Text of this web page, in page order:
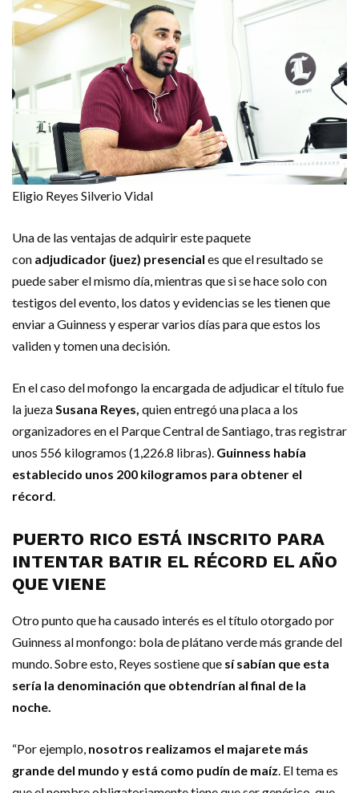
Eligio Reyes Silverio Vidal
Una de las ventajas de adquirir este paquete
con adjudicador (juez) presencial es que el resultado se
puede saber el mismo día, mientras que si se hace solo con
testigos del evento, los datos y evidencias se les tienen que
enviar a Guinness y esperar varios días para que estos los
validen y tomen una decisión.
En el caso del mofongo la encargada de adjudicar el título fue
la juezaSusana Reyes, quien entregó una placa a los
organizadores en el Parque Central de Santiago, tras registrar
unos 556 kilogramos (1,226.8 libras). Guinness había
establecido unos 200 kilogramos para obtener el
récord.
PUERTO RICO ESTÁ INSCRITO PARA
INTENTAR BATIR EL RÉCORD EL AÑO
QUE VIENE
Otro punto que ha causado interés es el título otorgado por
Guinness al monfongo: bola de plátano verde más grande del
mundo. Sobre esto, Reyes sostiene que sí sabían que esta
sería la denominación que obtendrían al final de la
noche.
“Por ejemplo, nosotros realizamos el majarete más
grande del mundo y está como pudín de maíz. El tema es